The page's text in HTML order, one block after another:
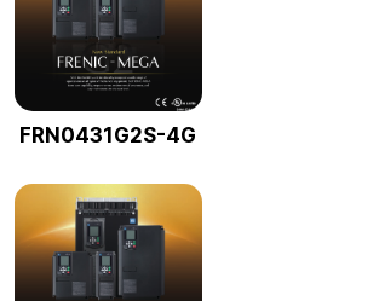
FRN0431G2S-4G